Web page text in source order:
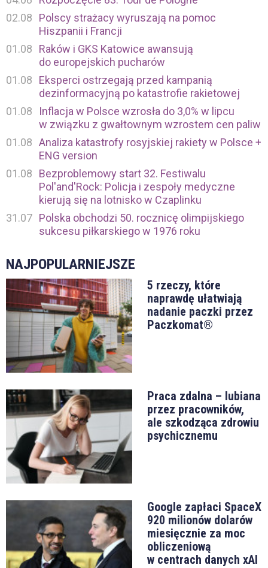
02.08
Polscy strażacy wyruszają na pomoc
Hiszpanii i Francji
01.08
Raków i GKS Katowice awansują
do europejskich pucharów
01.08
Eksperci ostrzegają przed kampanią
dezinformacyjną po katastrofie rakietowej
01.08
Inflacja w Polsce wzrosła do 3,0% w lipcu
w związku z gwałtownym wzrostem cen paliw
01.08 Analiza katastrofy rosyjskiej rakiety w Polsce +
ENG version
01.08
Bezproblemowy start 32. Festiwalu
Pol'and'Rock: Policja i zespoły medyczne
kierują się na lotnisko w Czaplinku
31.07 Polska obchodzi 50. rocznicę olimpijskiego
sukcesu piłkarskiego w 1976 roku
NAJPOPULARNIEJSZE
5 rzeczy, które
naprawdę ułatwiają
nadanie paczki przez
Paczkomat®
Praca zdalna – lubiana
przez pracowników,
ale szkodząca zdrowiu
psychicznemu
Google zapłaci SpaceX
920 milionów dolarów
miesięcznie za moc
obliczeniową
w centrach danych xAI